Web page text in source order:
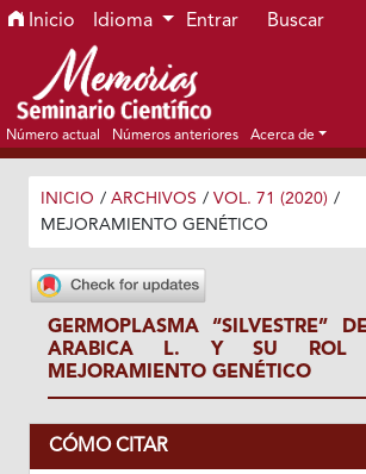
Ir al menú de navegación principal
Ir al contenido principal
Ir al pie de página del sitio
Inicio Idioma Entrar Buscar
Número actual Números anteriores Acerca de
INICIO / ARCHIVOS / VOL. 71 (2020) /
MEJORAMIENTO GENÉTICO
GERMOPLASMA “SILVESTRE”
ARABICA L. Y SU
MEJORAMIENTO GENÉTICO
CÓMO CITAR